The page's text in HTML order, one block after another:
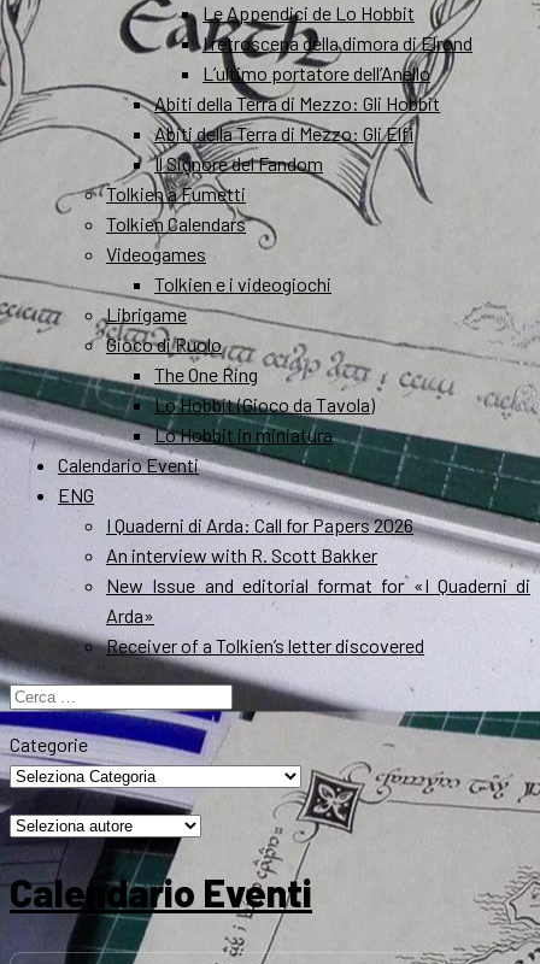
Le Appendici de Lo Hobbit
I retroscena della dimora di Elrond
L’ultimo portatore dell’Anello
Abiti della Terra di Mezzo: Gli Hobbit
Abiti della Terra di Mezzo: Gli Elfi
Il Signore del Fandom
Tolkien a Fumetti
Tolkien Calendars
Videogames
Tolkien e i videogiochi
Librigame
Gioco di Ruolo
The One Ring
Lo Hobbit (Gioco da Tavola)
Lo Hobbit in miniatura
Calendario Eventi
ENG
I Quaderni di Arda: Call for Papers 2026
An interview with R. Scott Bakker
New Issue and editorial format for «I Quaderni di
Arda»
Receiver of a Tolkien’s letter discovered
Ricerca
per:
Categorie
Calendario Eventi